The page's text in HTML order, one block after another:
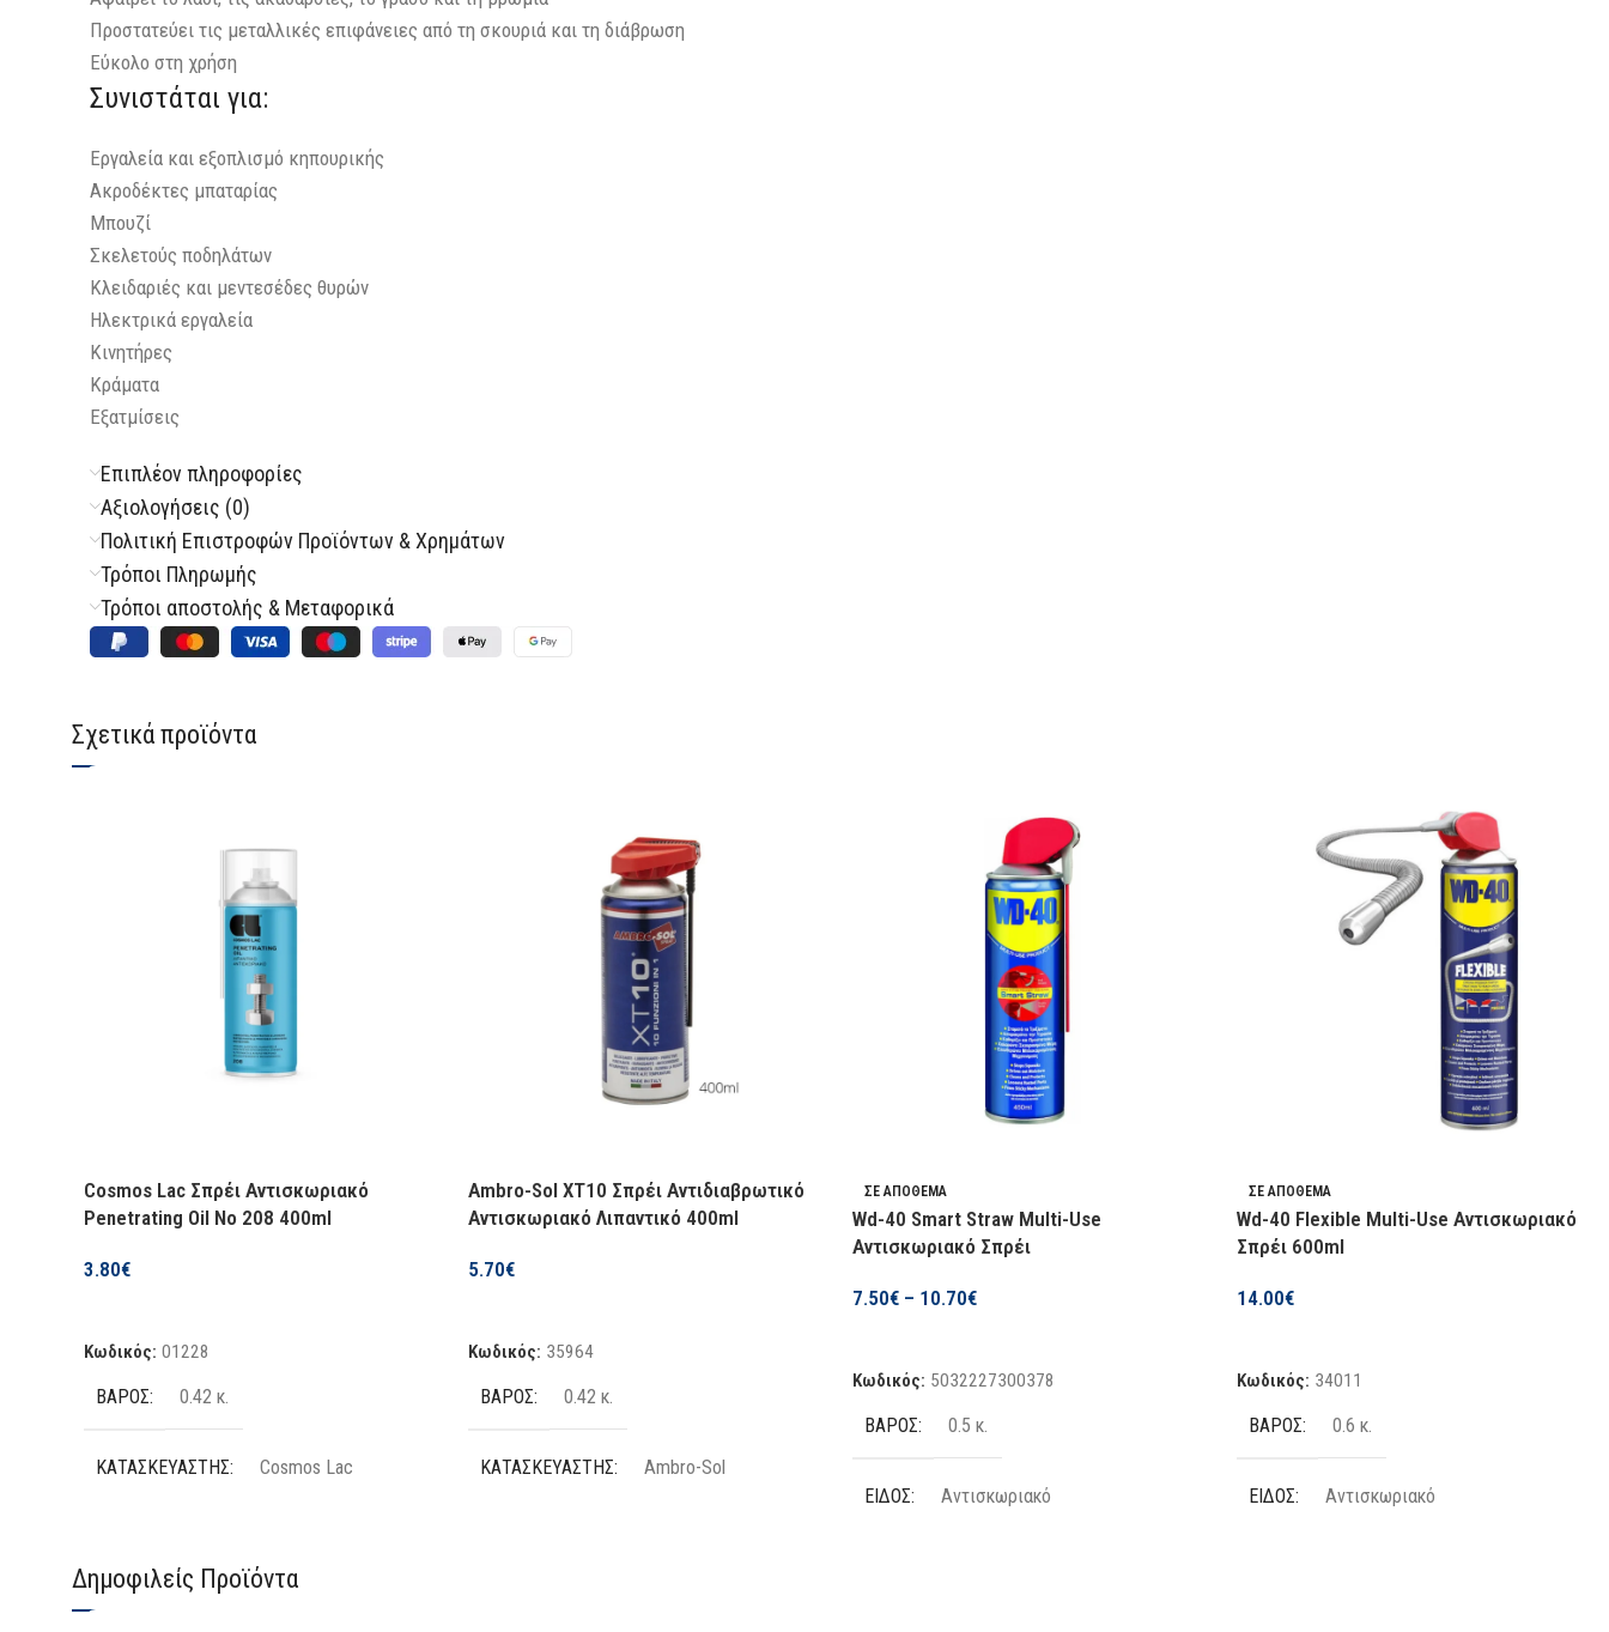
Προστατεύει τις μεταλλικές επιφάνειες από τη σκουριά και τη διάβρωση
Εύκολο στη χρήση
Συνιστάται για:
Εργαλεία και εξοπλισμό κηπουρικής
Ακροδέκτες μπαταρίας
Μπουζί
Σκελετούς ποδηλάτων
Κλειδαριές και μεντεσέδες θυρών
Ηλεκτρικά εργαλεία
Κινητήρες
Κράματα
Εξατμίσεις
Επιπλέον πληροφορίες
Αξιολογήσεις (0)
Πολιτική Επιστροφών Προϊόντων & Χρημάτων
Τρόποι Πληρωμής
Τρόποι αποστολής & Μεταφορικά
Σχετικά προϊόντα
Cosmos Lac Σπρέι Αντισκωριακό
Penetrating Oil Νο 208 400ml
3.80€
Κωδικός: 01228
ΒΆΡΟΣ 0.42 κ.
ΚΑΤΑΣΚΕΥΑΣΤΉΣ Cosmos Lac
Ambro-Sol XT10 Σπρέι Αντιδιαβρωτικό
Αντισκωριακό Λιπαντικό 400ml
5.70€
Κωδικός: 35964
ΒΆΡΟΣ 0.42 κ.
ΚΑΤΑΣΚΕΥΑΣΤΉΣ Ambro-Sol
ΣΕ ΑΠΌΘΕΜΑ
Wd-40 Smart Straw Multi-Use
Αντισκωριακό Σπρέι
7.50€ – 10.70€
Κωδικός: 5032227300378
ΒΆΡΟΣ 0.5 κ.
ΕΊΔΟΣ Αντισκωριακό
ΣΕ ΑΠΌΘΕΜΑ
Wd-40 Flexible Multi-Use Αντισκωριακό
Σπρέι 600ml
14.00€
Κωδικός: 34011
ΒΆΡΟΣ 0.6 κ.
ΕΊΔΟΣ Αντισκωριακό
Δημοφιλείς Προϊόντα